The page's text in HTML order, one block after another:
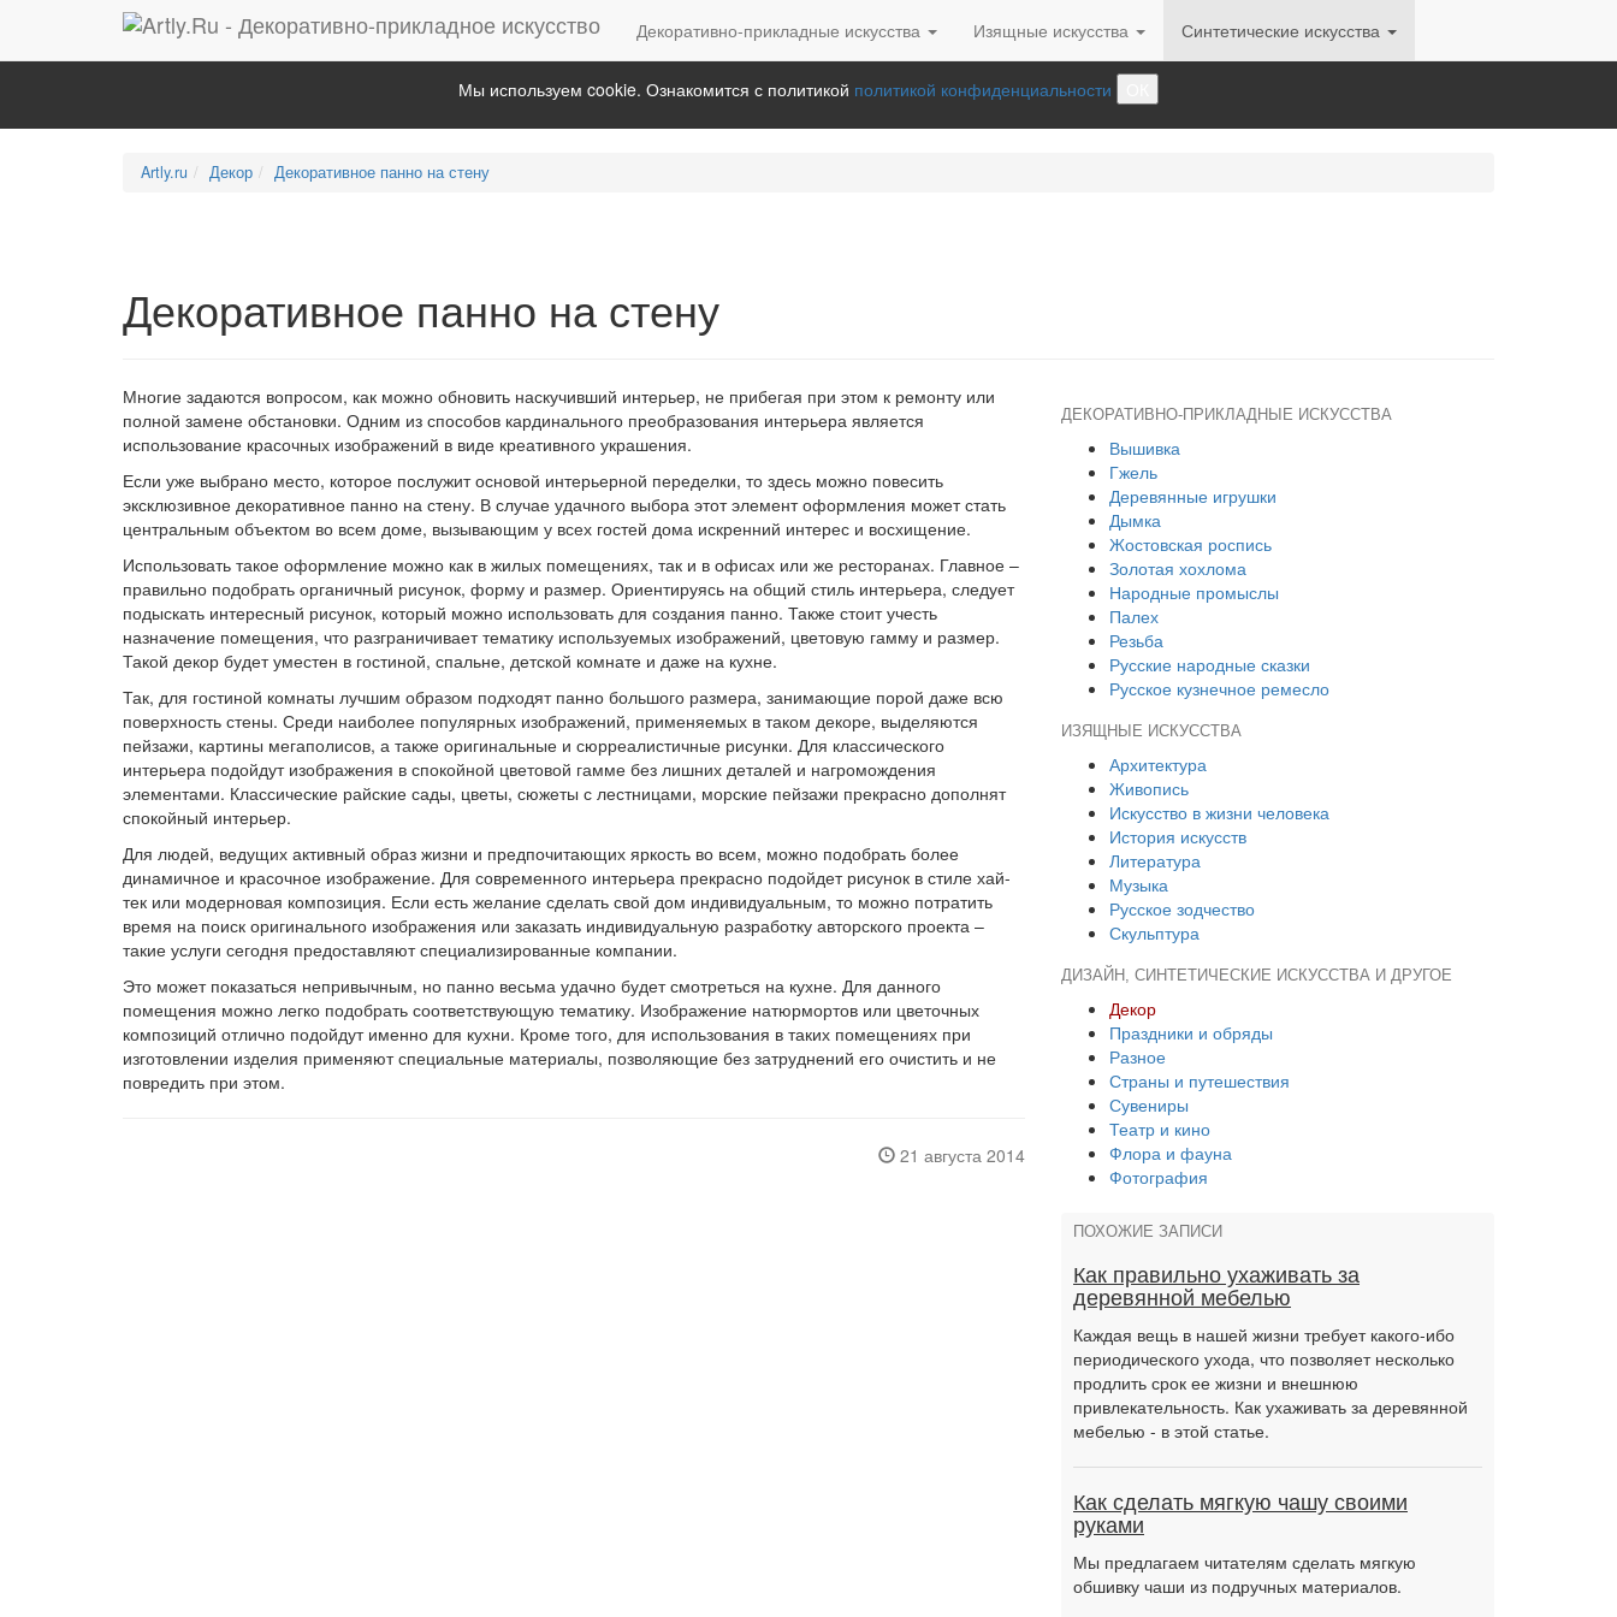
Декоративно-прикладные искусства Изящные искусства Синтетические искусства
Мы используем cookie. Ознакомится с политикой политикой конфиденциальности
Artly.ru Декор Декоративное панно на стену
Декоративное панно на стену
Многие задаются вопросом, как можно обновить наскучивший интерьер, не прибегая при этом к ремонту или
полной замене обстановки. Одним из способов кардинального преобразования интерьера является
использование красочных изображений в виде креативного украшения.
Если уже выбрано место, которое послужит основой интерьерной переделки, то здесь можно повесить
эксклюзивное декоративное панно на стену. В случае удачного выбора этот элемент оформления может стать
центральным объектом во всем доме, вызывающим у всех гостей дома искренний интерес и восхищение.
Использовать такое оформление можно как в жилых помещениях, так и в офисах или же ресторанах. Главное –
правильно подобрать органичный рисунок, форму и размер. Ориентируясь на общий стиль интерьера, следует
подыскать интересный рисунок, который можно использовать для создания панно. Также стоит учесть
назначение помещения, что разграничивает тематику используемых изображений, цветовую гамму и размер.
Такой декор будет уместен в гостиной, спальне, детской комнате и даже на кухне.
Так, для гостиной комнаты лучшим образом подходят панно большого размера, занимающие порой даже всю
поверхность стены. Среди наиболее популярных изображений, применяемых в таком декоре, выделяются
пейзажи, картины мегаполисов, а также оригинальные и сюрреалистичные рисунки. Для классического
интерьера подойдут изображения в спокойной цветовой гамме без лишних деталей и нагромождения
элементами. Классические райские сады, цветы, сюжеты с лестницами, морские пейзажи прекрасно дополнят
спокойный интерьер.
Для людей, ведущих активный образ жизни и предпочитающих яркость во всем, можно подобрать более
динамичное и красочное изображение. Для современного интерьера прекрасно подойдет рисунок в стиле хай-
тек или модерновая композиция. Если есть желание сделать свой дом индивидуальным, то можно потратить
время на поиск оригинального изображения или заказать индивидуальную разработку авторского проекта –
такие услуги сегодня предоставляют специализированные компании.
Это может показаться непривычным, но панно весьма удачно будет смотреться на кухне. Для данного
помещения можно легко подобрать соответствующую тематику. Изображение натюрмортов или цветочных
композиций отлично подойдут именно для кухни. Кроме того, для использования в таких помещениях при
изготовлении изделия применяют специальные материалы, позволяющие без затруднений его очистить и не
повредить при этом.
21 августа 2014
ДЕКОРАТИВНО-ПРИКЛАДНЫЕ ИСКУССТВА
Вышивка
Гжель
Деревянные игрушки
Дымка
Жостовская роспись
Золотая хохлома
Народные промыслы
Палех
Резьба
Русские народные сказки
Русское кузнечное ремесло
ИЗЯЩНЫЕ ИСКУССТВА
Архитектура
Живопись
Искусство в жизни человека
История искусств
Литература
Музыка
Русское зодчество
Скульптура
ДИЗАЙН, СИНТЕТИЧЕСКИЕ ИСКУССТВА И ДРУГОЕ
Декор
Праздники и обряды
Разное
Страны и путешествия
Сувениры
Театр и кино
Флора и фауна
Фотография
ПОХОЖИЕ ЗАПИСИ
Как правильно ухаживать за
деревянной мебелью
Каждая вещь в нашей жизни требует какого-ибо
периодического ухода, что позволяет несколько
продлить срок ее жизни и внешнюю
привлекательность. Как ухаживать за деревянной
мебелью - в этой статье.
Как сделать мягкую чашу своими
руками
Мы предлагаем читателям сделать мягкую
обшивку чаши из подручных материалов.